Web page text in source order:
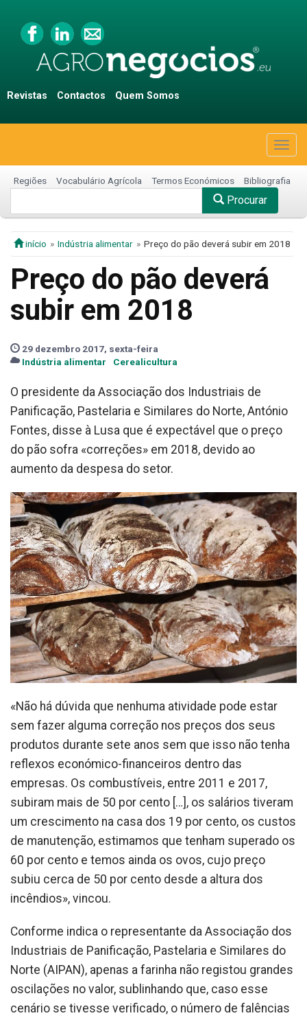
Revistas Contactos Quem Somos
Regiões Vocabulário Agrícola Termos Económicos Bibliografia
Procurar
início Indústria alimentar Preço do pão deverá subir em 2018
Preço do pão deverá
subir em 2018
29 dezembro 2017, sexta-feira
Indústria alimentar
Cerealicultura
O presidente da Associação dos Industriais de
Panificação, Pastelaria e Similares do Norte, António
Fontes, disse à Lusa que é expectável que o preço
do pão sofra «correções» em 2018, devido ao
aumento da despesa do setor.
«Não há dúvida que nenhuma atividade pode estar
sem fazer alguma correção nos preços dos seus
produtos durante sete anos sem que isso não tenha
reflexos económico-financeiros dentro das
empresas. Os combustíveis, entre 2011 e 2017,
subiram mais de 50 por cento […], os salários tiveram
um crescimento na casa dos 19 por cento, os custos
de manutenção, estimamos que tenham superado os
60 por cento e temos ainda os ovos, cujo preço
subiu cerca de 50 por cento desde a altura dos
incêndios», vincou.
Conforme indica o representante da Associação dos
Industriais de Panificação, Pastelaria e Similares do
Norte (AIPAN), apenas a farinha não registou grandes
oscilações no valor, sublinhando que, caso esse
cenário se tivesse verificado, o número de falências